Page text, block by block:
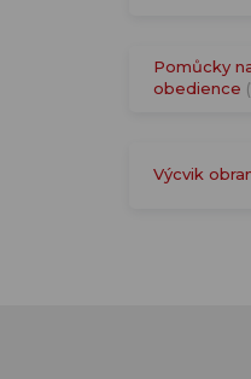
Pomůcky
obedience
Výcvik